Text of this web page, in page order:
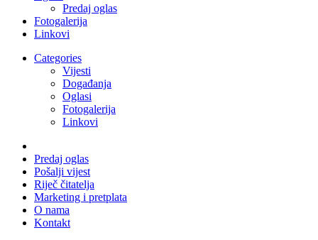
Predaj oglas
Fotogalerija
Linkovi
Categories
Vijesti
Događanja
Oglasi
Fotogalerija
Linkovi
Predaj oglas
Pošalji vijest
Riječ čitatelja
Marketing i pretplata
O nama
Kontakt